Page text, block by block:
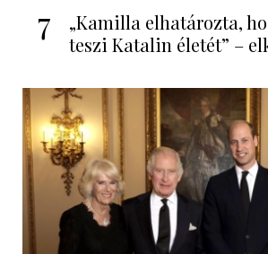
7
„Kamilla elhatározta,
teszi Katalin életét” –